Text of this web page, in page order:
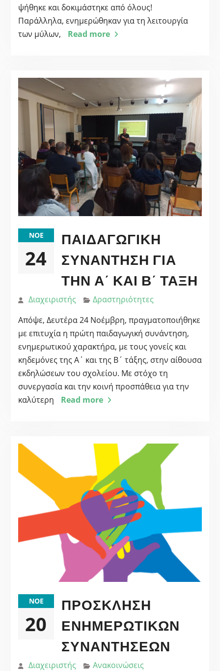
ψήθηκε και δοκιμάστηκε από όλους!
Παράλληλα, ενημερώθηκαν για τη λειτουργία
των μύλων,
Read more
ΝΟΈ
24
ΠΑΙΔΑΓΩΓΙΚΉ
ΣΥΝΆΝΤΗΣΗ ΓΙΑ
ΤΗΝ Α΄ ΚΑΙ Β΄ ΤΆΞΗ
Διαχειριστής
Δραστηριότητες
Απόψε, Δευτέρα 24 Νοέμβρη, πραγματοποιήθηκε
με επιτυχία η πρώτη παιδαγωγική συνάντηση,
ενημερωτικού χαρακτήρα, με τους γονείς και
κηδεμόνες της Α΄ και της Β΄ τάξης, στην αίθουσα
εκδηλώσεων του σχολείου. Με στόχο τη
συνεργασία και την κοινή προσπάθεια για την
καλύτερη
Read more
ΝΟΈ
20
ΠΡΟΣΚΛΗΣΗ
ΕΝΗΜΕΡΩΤΙΚΩΝ
ΣΥΝΑΝΤΗΣΕΩΝ
Διαχειριστής
Ανακοινώσεις